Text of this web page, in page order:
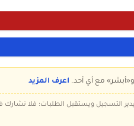
و«أبشر» مع أي أحد. اعرف المزيد
التسجيل ويستقبل الطلبات؛ فلا نشارك